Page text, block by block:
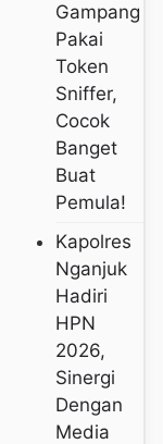
Gampang
Pakai
Token
Sniffer,
Cocok
Banget
Buat
Pemula!
Kapolres
Nganjuk
Hadiri
HPN
2026,
Sinergi
Dengan
Media